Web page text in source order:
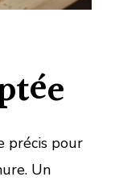
précis pour
Un